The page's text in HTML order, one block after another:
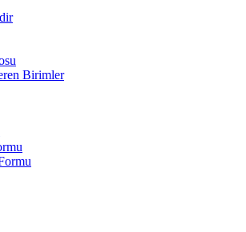
Birimler